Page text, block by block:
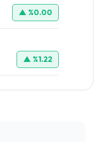
▲ %0.00
▲ %1.22